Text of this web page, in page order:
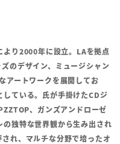
より2000年に設立。LAを拠点
のデザイン、ミュージシャン
アートワークを展開してお
している。氏が手掛けたCDジ
、ガンズアンドローゼ
独特な世界観から生み出され
れ、マルチな分野で培ったオ